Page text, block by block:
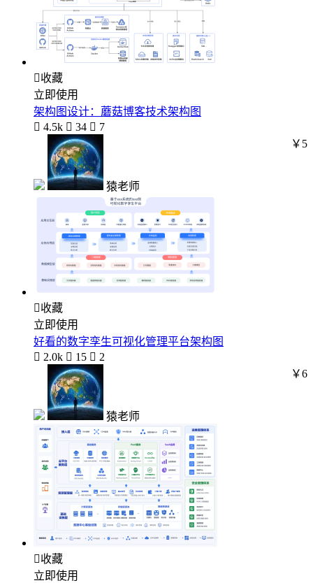
收藏
立即使用
架构图设计：蘑菇博客技术架构图
 4.5k  34  7
猿老师
￥5
收藏
立即使用
好看的数字孪生可视化管理平台架构图
 2.0k  15  2
猿老师
￥6
收藏
立即使用